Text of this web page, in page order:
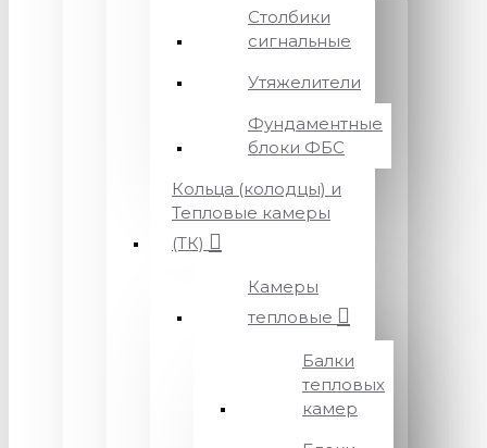
Столбики
сигнальные
Утяжелители
Фундаментные
блоки ФБС
Кольца (колодцы) и
Тепловые камеры
(ТК)
Камеры
тепловые
Балки
тепловых
камер